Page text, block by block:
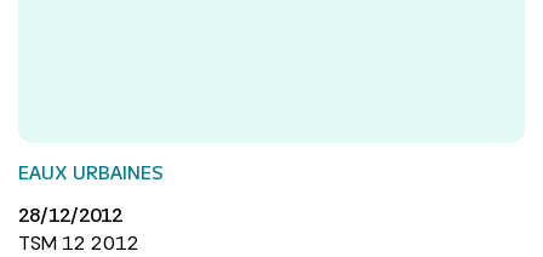
EAUX URBAINES
28/12/2012
TSM 12 2012